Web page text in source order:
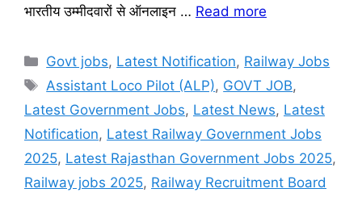
भारतीय उम्मीदवारों से ऑनलाइन … Read more
Categories
Govt jobs, Latest Notification, Railway Jobs
Tags
Assistant Loco Pilot (ALP), GOVT JOB,
Latest Government Jobs, Latest News, Latest
Notification, Latest Railway Government Jobs
2025, Latest Rajasthan Government Jobs 2025,
Railway jobs 2025, Railway Recruitment Board